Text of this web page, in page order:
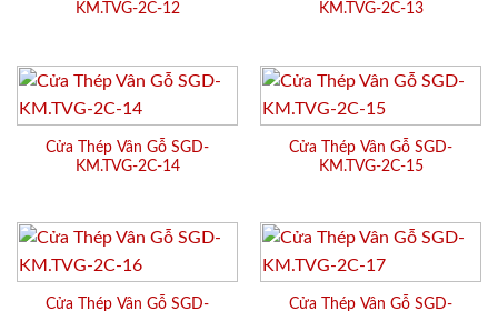
KM.TVG-2C-12
KM.TVG-2C-13
Cửa Thép Vân Gỗ SGD-
KM.TVG-2C-14
Cửa Thép Vân Gỗ SGD-
KM.TVG-2C-15
Cửa Thép Vân Gỗ SGD-
Cửa Thép Vân Gỗ SGD-